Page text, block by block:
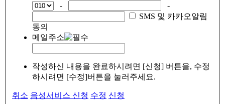
-
-
SMS 및 카카오알림
동의
메일주소
작성하신 내용을 완료하시려면 [신청] 버튼을, 수정
하시려면 [수정]버튼을 눌러주세요.
취소 음성서비스 신청 수정 신청